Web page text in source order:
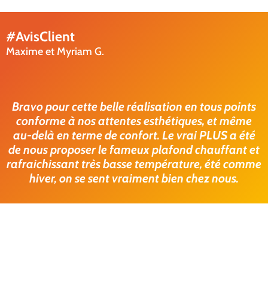
#AvisClient
Maxime et Myriam G.
Bravo pour cette belle réalisation en tous points
conforme à nos attentes esthétiques, et même
au-delà en terme de confort. Le vrai PLUS a été
de nous proposer le fameux plafond chauffant et
rafraichissant très basse température, été comme
hiver, on se sent vraiment bien chez nous.